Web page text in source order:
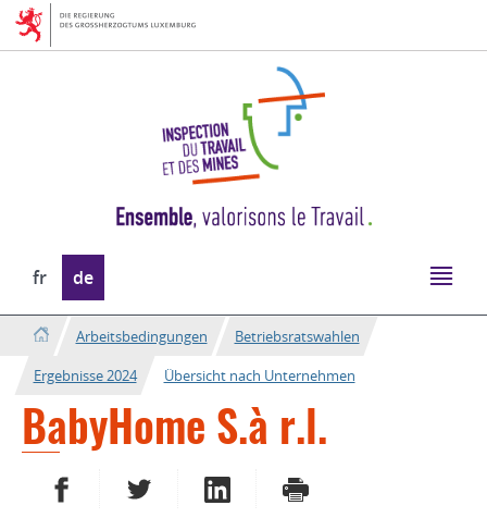
Zur
Navigation
Zum
Inhalt
Sprache
wechseln
fr de
Arbeitsbedingungen
Betriebsratswahlen
Ergebnisse 2024
Übersicht nach Unternehmen
BabyHome S.à r.l.
AUF FACEBOOK TEILENAUF TWITTER TEILENAUF LINKEDIN TEILEN
DRUCKEN